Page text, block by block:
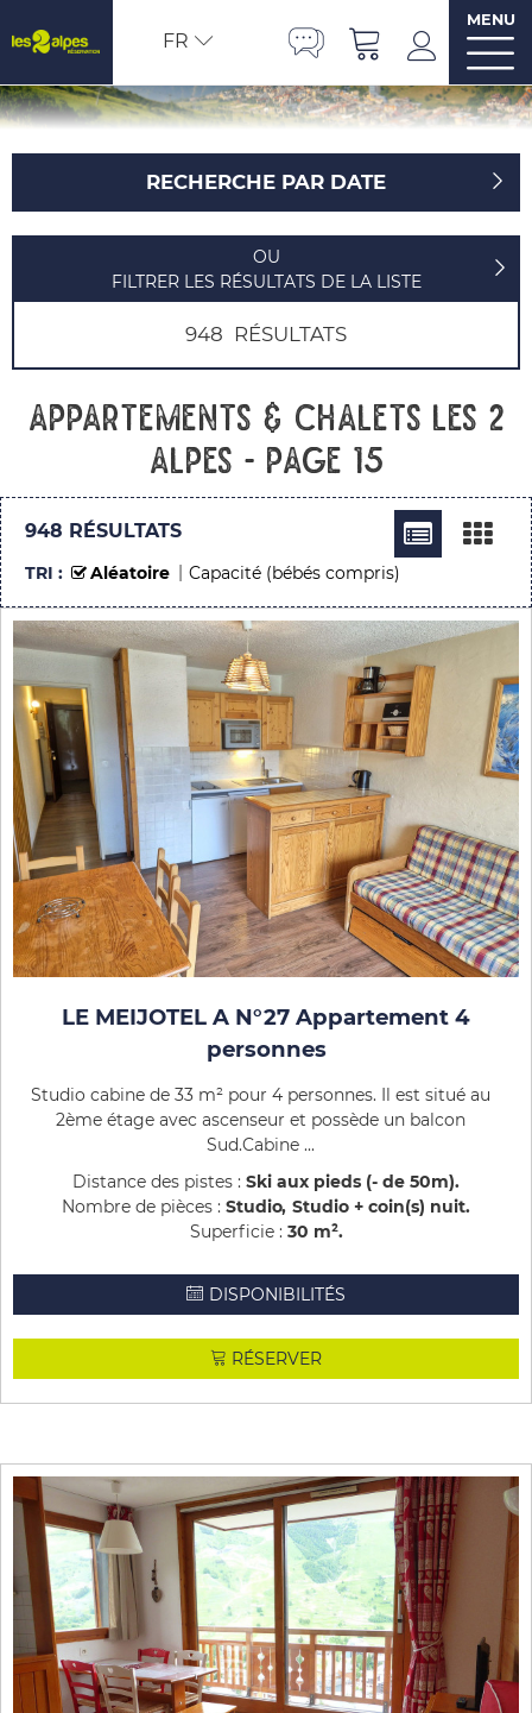
FR
MENU
RECHERCHE PAR DATE
OU
FILTRER LES RÉSULTATS DE LA LISTE
948 RÉSULTATS
Appartements & chalets Les 2
Alpes - Page 15
948 RÉSULTATS
TRI : Aléatoire Capacité (bébés compris)
LE MEIJOTEL A N°27 Appartement 4
personnes
Studio cabine de 33 m² pour 4 personnes. Il est situé au
2ème étage avec ascenseur et possède un balcon
Sud.Cabine ...
Distance des pistes : Ski aux pieds (- de 50m)
Nombre de pièces : Studio Studio + coin(s) nuit
Superficie : 30 m²
DISPONIBILITÉS
RÉSERVER